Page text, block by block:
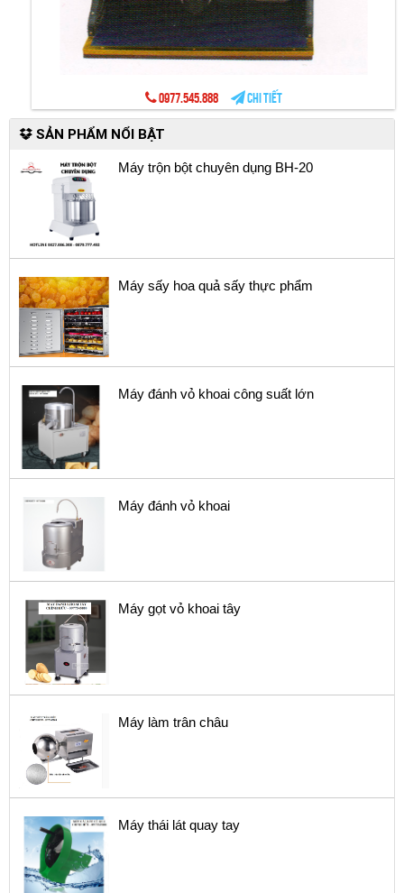
0977.545.888 Chi tiết
SẢN PHẨM NỔI BẬT
Máy trộn bột chuyên dụng BH-20
Máy sấy hoa quả sấy thực phẩm
Máy đánh vỏ khoai công suất lớn
Máy đánh vỏ khoai
Máy gọt vỏ khoai tây
Máy làm trân châu
Máy thái lát quay tay